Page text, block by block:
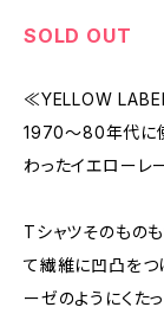
SOLD OUT
≪YELLOW
1970～80年代に
わったイエローレ
Tシャツそのもの
て繊維に凹凸をつ
ーゼのようにくた